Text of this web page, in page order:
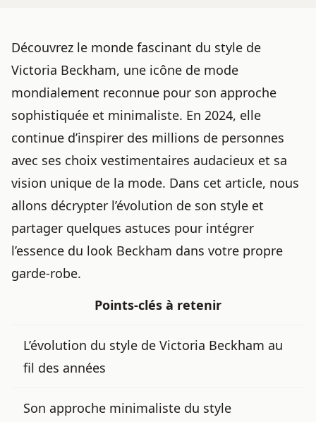
Découvrez le monde fascinant du style de
Victoria Beckham, une icône de mode
mondialement reconnue pour son approche
sophistiquée et minimaliste. En 2024, elle
continue d’inspirer des millions de personnes
avec ses choix vestimentaires audacieux et sa
vision unique de la mode. Dans cet article, nous
allons décrypter l’évolution de son style et
partager quelques astuces pour intégrer
l’essence du look Beckham dans votre propre
garde-robe.
Points-clés à retenir
L’évolution du style de Victoria Beckham au
fil des années
Son approche minimaliste du style